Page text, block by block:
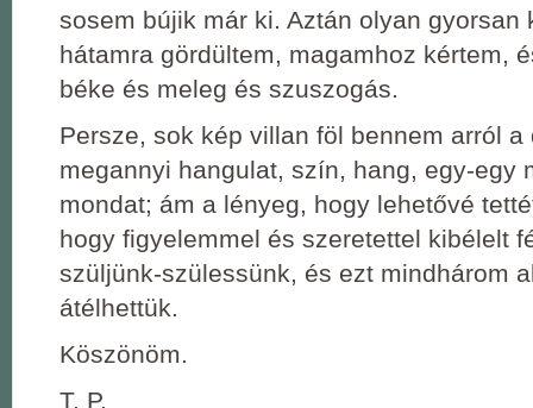
sosem bújik már ki. Aztán olyan gyorsan
hátamra gördültem, magamhoz kértem,
béke és meleg és szuszogás.
Persze, sok kép villan föl bennem arról a
megannyi hangulat, szín, hang, egy-egy
mondat; ám a lényeg, hogy lehetővé
hogy figyelemmel és szeretettel kibélelt
szüljünk-szülessünk, és ezt mindhárom
átélhettük.
Köszönöm.
T. P.